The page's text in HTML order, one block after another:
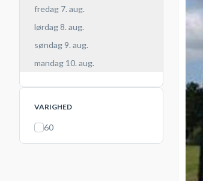
fredag 7. aug.
lørdag 8. aug.
søndag 9. aug.
mandag 10. aug.
VARIGHED
60